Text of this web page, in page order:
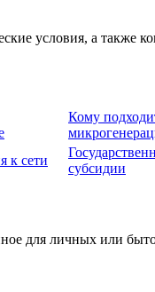
условия, а также
Кому
к сети
субсидии
для личных или